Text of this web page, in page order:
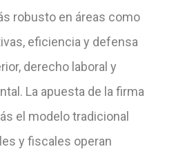
robusto en áreas como
eficiencia y defensa
derecho laboral y
La apuesta de la firma
el modelo tradicional
y fiscales operan